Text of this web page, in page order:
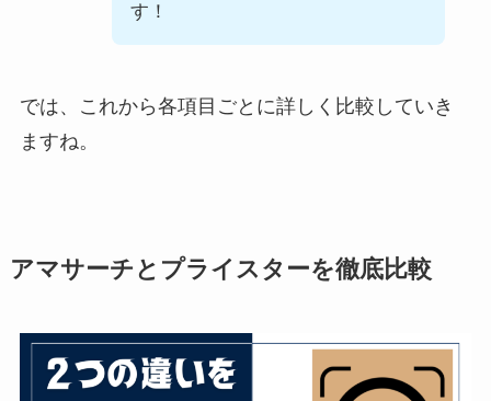
す！
では、これから各項目ごとに詳しく比較していき
ますね。
アマサーチとプライスターを徹底比較